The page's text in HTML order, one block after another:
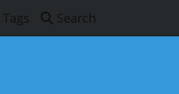
Tags Search